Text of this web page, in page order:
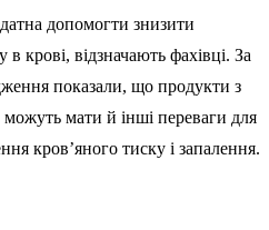
допомогти знизити
в крові, відзначають фахівці. За
показали, що продукти з
мати й інші переваги для
кров’яного тиску і запалення.